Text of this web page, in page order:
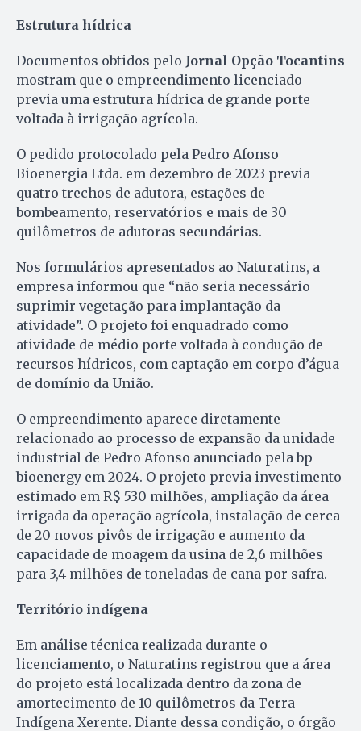
Estrutura hídrica
Documentos obtidos pelo Jornal Opção Tocantins
mostram que o empreendimento licenciado
previa uma estrutura hídrica de grande porte
voltada à irrigação agrícola.
O pedido protocolado pela Pedro Afonso
Bioenergia Ltda. em dezembro de 2023 previa
quatro trechos de adutora, estações de
bombeamento, reservatórios e mais de 30
quilômetros de adutoras secundárias.
Nos formulários apresentados ao Naturatins, a
empresa informou que “não seria necessário
suprimir vegetação para implantação da
atividade”. O projeto foi enquadrado como
atividade de médio porte voltada à condução de
recursos hídricos, com captação em corpo d’água
de domínio da União.
O empreendimento aparece diretamente
relacionado ao processo de expansão da unidade
industrial de Pedro Afonso anunciado pela bp
bioenergy em 2024. O projeto previa investimento
estimado em R$ 530 milhões, ampliação da área
irrigada da operação agrícola, instalação de cerca
de 20 novos pivôs de irrigação e aumento da
capacidade de moagem da usina de 2,6 milhões
para 3,4 milhões de toneladas de cana por safra.
Território indígena
Em análise técnica realizada durante o
licenciamento, o Naturatins registrou que a área
do projeto está localizada dentro da zona de
amortecimento de 10 quilômetros da Terra
Indígena Xerente. Diante dessa condição, o órgão